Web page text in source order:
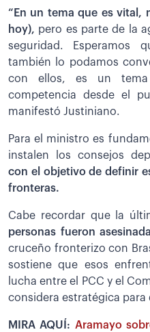
“En un tema que es vital,
hoy), pero es parte de la
seguridad. Esperamos
también lo podamos
con ellos, es un
competencia desde el
manifestó Justiniano.
Para el ministro es
instalen los consejos
con el objetivo de definir
fronteras.
Cabe recordar que la
personas fueron
cruceño fronterizo con
sostiene que esos
lucha entre el PCC y el
considera estratégica para
MIRA AQUÍ: Aramayo